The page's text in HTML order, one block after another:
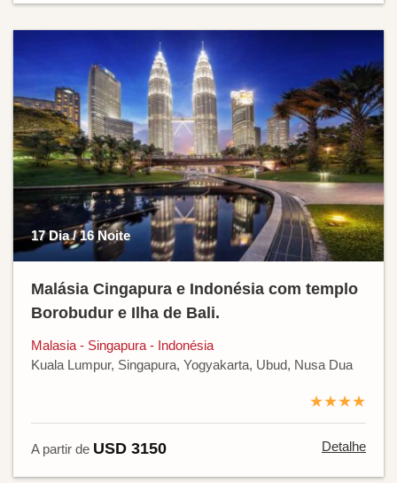
17 Dia / 16 Noite
Malásia Cingapura e Indonésia com templo
Borobudur e Ilha de Bali.
Malasia - Singapura - Indonésia
Kuala Lumpur, Singapura, Yogyakarta, Ubud, Nusa Dua
★★★★
A partir de USD 3150 Detalhe